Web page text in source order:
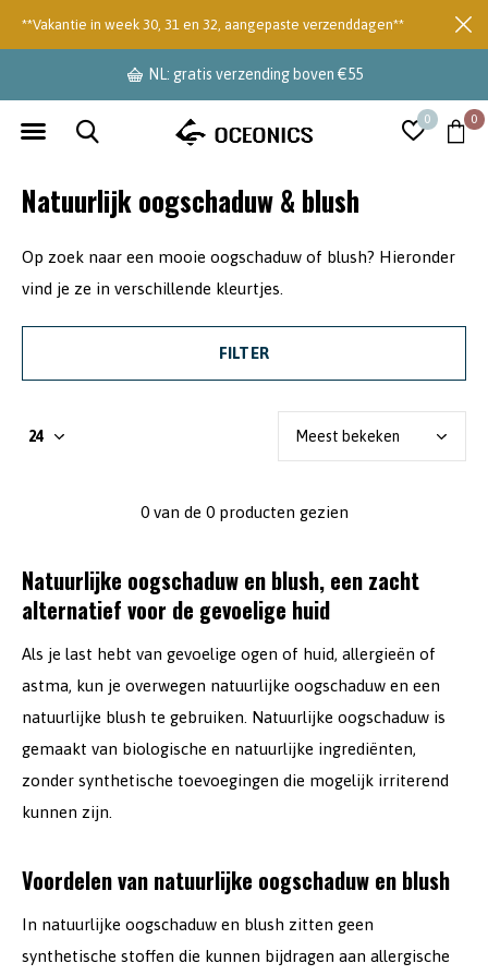
0 0
NL: gratis verzending boven €55
**Vakantie in week 30, 31 en 32, aangepaste verzenddagen**
Natuurlijk oogschaduw & blush
Op zoek naar een mooie oogschaduw of blush? Hieronder
vind je ze in verschillende kleurtjes.
FILTER
0 van de 0 producten gezien
Natuurlijke oogschaduw en blush, een zacht
alternatief voor de gevoelige huid
Als je last hebt van gevoelige ogen of huid, allergieën of
astma, kun je overwegen natuurlijke oogschaduw en een
natuurlijke blush te gebruiken. Natuurlijke oogschaduw is
gemaakt van biologische en natuurlijke ingrediënten,
zonder synthetische toevoegingen die mogelijk irriterend
kunnen zijn.
Voordelen van natuurlijke oogschaduw en blush
In natuurlijke oogschaduw en blush zitten geen
synthetische stoffen die kunnen bijdragen aan allergische